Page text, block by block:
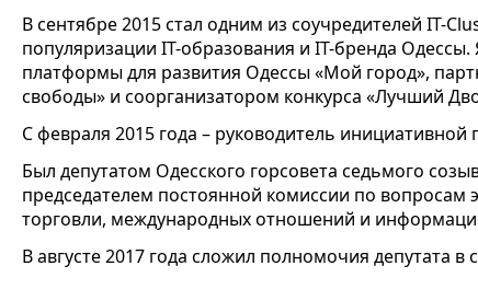
В сентябре 2015 стал одним из соучредителей IT-
популяризации IT-образования и IТ-бренда
платформы для развития Одессы «Мой город»,
свободы» и соорганизатором конкурса «Лучший
С февраля 2015 года – руководитель
Был депутатом Одесского горсовета седьмого
председателем постоянной комиссии по
торговли, международных отношений и
В августе 2017 года сложил полномочия депутата